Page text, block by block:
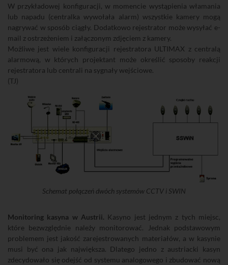
W przykładowej konfiguracji, w momencie wystąpienia włamania
lub napadu (centralka wywołała alarm) wszystkie kamery mogą
nagrywać w sposób ciągły. Dodatkowo rejestrator może wysyłać e-
mail z ostrzeżeniem i załączonym zdjęciem z kamery.
Możliwe jest wiele konfiguracji rejestratora ULTIMAX z centralą
alarmową, w których projektant może określić sposoby reakcji
rejestratora lub centrali na sygnały wejściowe.
(TJ)
Schemat połączeń dwóch systemów CCTV i SWIN
Monitoring kasyna w Austrii. Kasyno jest jednym z tych miejsc,
które bezwzględnie należy monitorować. Jednak podstawowym
problemem jest jakość zarejestrowanych materiałów, a w kasynie
musi być ona jak największa. Dlatego jedno z austriacki kasyn
zdecydowało się odejść od systemu analogowego i zbudować nową